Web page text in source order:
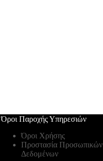
Όροι Παροχής Υπηρεσιών
Όροι Χρήσης
Προστασία Προσωπικών
Δεδομένων